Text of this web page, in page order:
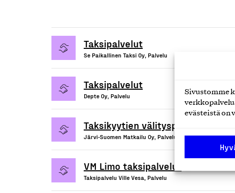
Sivustomme
evästeistä on
Taksipalvelut
Se Paikallinen Taksi Oy, Palvelu
Taksipalvelut
Depte Oy, Palvelu
Taksikyytien välityspalvelu ja
Järvi-Suomen Matkailu Oy, Palvelu
VM Limo taksipalvelut
Taksipalvelu Ville Vesa, Palvelu